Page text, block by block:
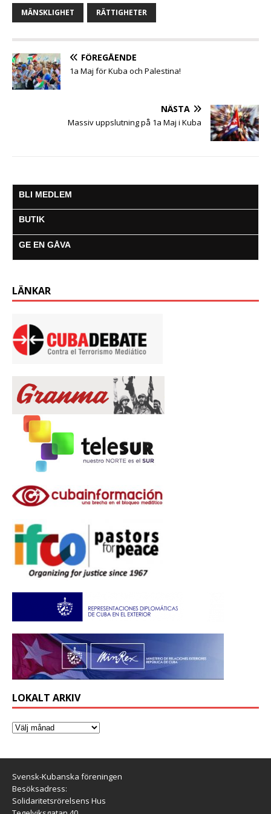
o
t
e
s
A
e
n
r
l
MÄNSKLIGHET RÄTTIGHETER
FÖREGÅENDE
1a Maj för Kuba och Palestina!
NÄSTA
Massiv uppslutning på 1a Maj i Kuba
BLI MEDLEM
BUTIK
GE EN GÅVA
LÄNKAR
LOKALT ARKIV
Svensk-Kubanska föreningen
Besöksadress:
Solidaritetsrörelsens Hus